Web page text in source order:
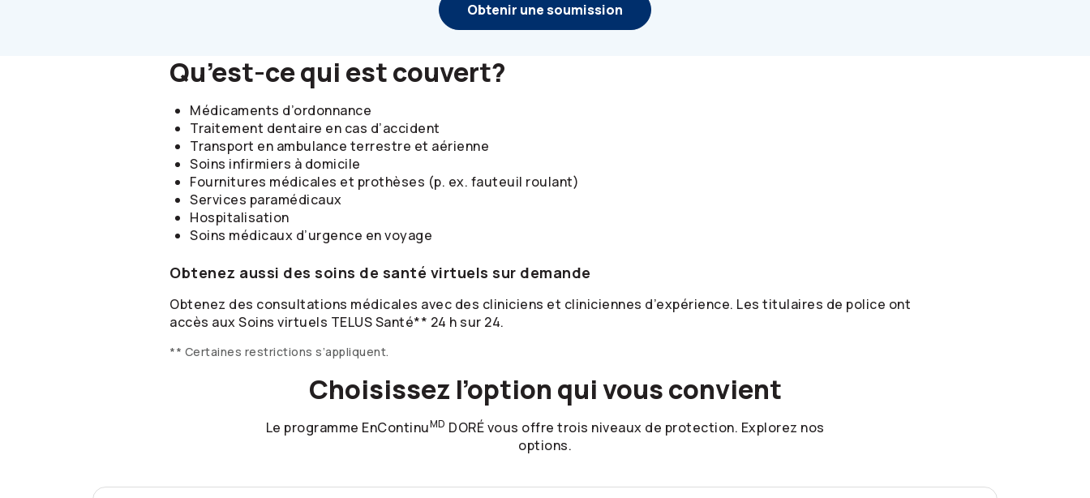
Obtenir une soumission
Qu’est-ce qui est couvert?
Médicaments d’ordonnance
Traitement dentaire en cas d’accident
Transport en ambulance terrestre et aérienne
Soins infirmiers à domicile
Fournitures médicales et prothèses (p. ex. fauteuil roulant)
Services paramédicaux
Hospitalisation
Soins médicaux d’urgence en voyage
Obtenez aussi des soins de santé virtuels sur demande
Obtenez des consultations médicales avec des cliniciens et cliniciennes d’expérience. Les titulaires de police ont
accès aux Soins virtuels TELUS Santé** 24 h sur 24.
** Certaines restrictions s’appliquent.
Choisissez l’option qui vous convient
Le programme EnContinuMD DORÉ vous offre trois niveaux de protection. Explorez nos
options.